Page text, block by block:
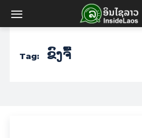
Tag: ຂົງຈື້